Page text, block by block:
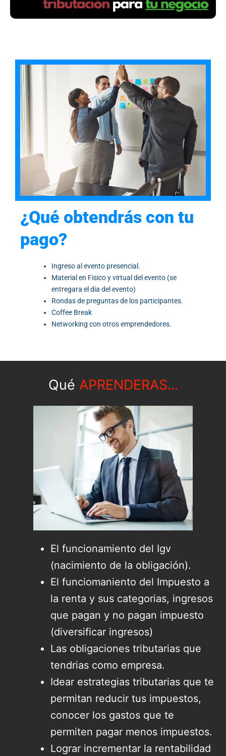
¿Qué obtendrás con tu
pago?
Ingreso al evento presencial.
Material en Fisico y virtual del evento (se
entregara el dia del evento)
Rondas de preguntas de los participantes.
Coffee Break
Networking con otros emprendedores.
Qué APRENDERAS...
El funcionamiento del Igv
(nacimiento de la obligación).
El funciomaniento del Impuesto a
la renta y sus categorias, ingresos
que pagan y no pagan impuesto
(diversificar ingresos)
Las obligaciones tributarias que
tendrias como empresa.
Idear estrategias tributarias que te
permitan reducir tus impuestos,
conocer los gastos que te
permiten pagar menos impuestos.
Lograr incrementar la rentabilidad